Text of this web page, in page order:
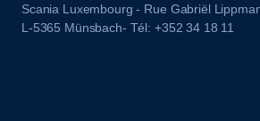
Scania Luxembourg - Rue Gabriël
L-5365 Münsbach- Tél: +352 34 18 11